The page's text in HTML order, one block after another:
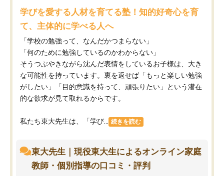
学びを愛する人材を育てる塾！知的好奇心を育
て、主体的に学べる人へ
「学校の勉強って、なんだかつまらない」
「何のために勉強しているのかわからない」
そうつぶやきながら沈んだ表情をしているお子様は、大き
な可能性を持っています。裏を返せば「もっと楽しい勉強
がしたい」「目的意識を持って、頑張りたい」という潜在
的な欲求が見て取れるからです。
私たち東大先生は、「学び... 続きを読む
東大先生｜現役東大生によるオンライン家庭
教師・個別指導の口コミ・評判